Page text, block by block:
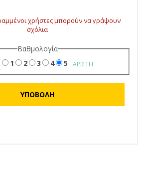
χρήστες μπορούν να γράψουν
σχόλια
Βαθμολογία
1 2 3 4 5 ΆΡΙΣΤΗ